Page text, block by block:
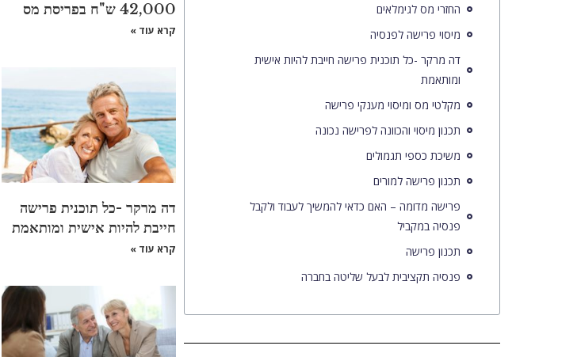
החזרי מס לגימלאים
מיסוי פרישה לפנסיה
דה מרקר -כל תוכנית פרישה חייבת להיות אישית
ומותאמת
מקלטי מס ומיסוי מענקי פרישה
תכנון מיסוי והכוונה לפרישה נכונה
משיכת כספי תגמולים
תכנון פרישה למורים
פרישה מדומה – האם כדאי להמשיך לעבוד ולקבל
פנסיה במקביל
תכנון פרישה
פנסיה תקציבית לבעל שליטה בחברה
42,000 ש"ח בפריסת מס
קרא עוד »
דה מרקר -כל תוכנית פרישה
חייבת להיות אישית ומותאמת
קרא עוד »